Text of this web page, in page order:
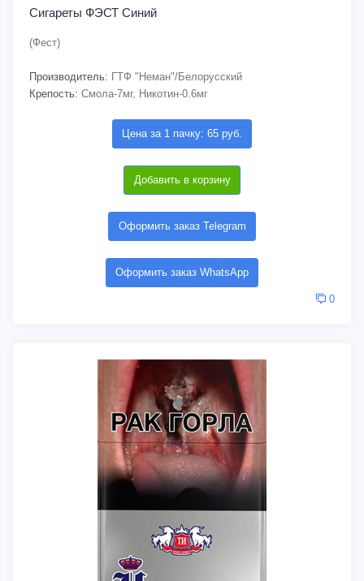
Сигареты ФЭСТ Синий
(Фест)
Производитель: ГТФ "Неман"/Белорусский
Крепость: Смола-7мг, Никотин-0.6мг
Цена за 1 пачку: 65 руб.
Добавить в корзину
Оформить заказ Telegram
Оформить заказ WhatsApp
0